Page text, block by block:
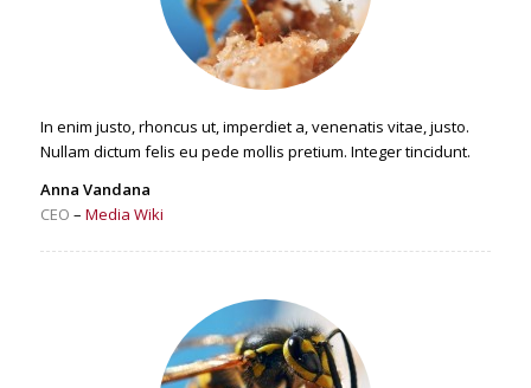
In enim justo, rhoncus ut, imperdiet a, venenatis vitae, justo.
Nullam dictum felis eu pede mollis pretium. Integer tincidunt.
Anna Vandana
CEO – Media Wiki